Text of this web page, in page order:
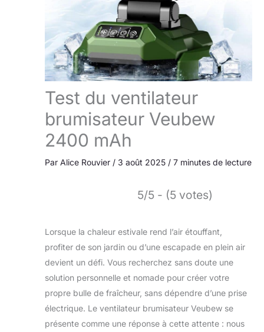
Test du ventilateur
brumisateur Veubew
2400 mAh
Par Alice Rouvier / 3 août 2025 / 7 minutes de lecture
5/5 - (5 votes)
Lorsque la chaleur estivale rend l’air étouffant,
profiter de son jardin ou d’une escapade en plein air
devient un défi. Vous recherchez sans doute une
solution personnelle et nomade pour créer votre
propre bulle de fraîcheur, sans dépendre d’une prise
électrique. Le ventilateur brumisateur Veubew se
présente comme une réponse à cette attente : nous